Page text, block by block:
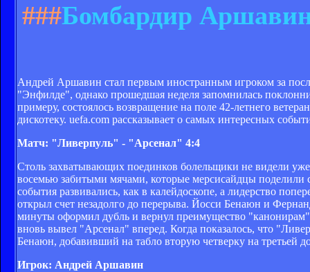
###Бомбардир
Андрей Аршавин стал первым иностранным игроком за
"Энфилде", однако прошедшая неделя запомнилась
примеру, состоялось возвращение на поле 42-летнего
дискотеку. uefa.com рассказывает о самых интересных
Матч: "Ливерпуль" - "Арсенал" 4:4
Столь захватывающих поединков болельщики не видели
восемью забитыми мячами, которые мерсисайдцы
события развивались, как в калейдоскопе, а лидерство
открыл счет незадолго до перерыва. Йосси Бенаюн и
минуты оформил дубль и вернул преимущество
вновь вывел "Арсенал" вперед. Когда показалось, что
Бенаюн, добавивший на табло вторую четверку на третьей
Игрок: Андрей Аршавин